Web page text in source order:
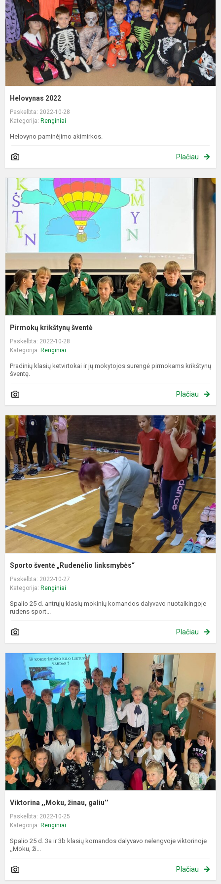
Helovynas 2022
Paskelbta: 2022-10-28
Kategorija: Renginiai
Helovyno paminėjimo akimirkos.
Plačiau
Pirmokų krikštynų šventė
Paskelbta: 2022-10-28
Kategorija: Renginiai
Pradinių klasių ketvirtokai ir jų mokytojos surengė pirmokams krikštynų
šventę.
Plačiau
Sporto šventė „Rudenėlio linksmybės“
Paskelbta: 2022-10-27
Kategorija: Renginiai
Spalio 25 d. antrųjų klasių mokinių komandos dalyvavo nuotaikingoje
rudens sport...
Plačiau
Viktorina ,,Moku, žinau, galiu’’
Paskelbta: 2022-10-25
Kategorija: Renginiai
Spalio 25 d. 3a ir 3b klasių komandos dalyvavo nelengvoje viktorinoje
,,Moku, ži...
Plačiau